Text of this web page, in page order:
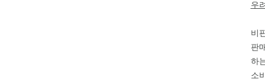
-
-
-
우
비
판
하
소